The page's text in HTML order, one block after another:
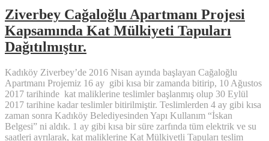
Ziverbey Cağaloğlu Apartmanı Projesi
Kapsamında Kat Mülkiyeti Tapuları
Dağıtılmıştır.
Kadıköy Ziverbey’de 2016 Nisan ayında başlayan Cağaloğlu
Apartmanı Projemiz 16 ay gibi kısa bir zamanda bitirip, 10 Ağustos
2017 tarihinde kat maliklerine teslimler başlanmış olup 30 Eylül
2017 tarihine kadar teslimler bitirilmiştir. Teslimlerden 4 ay gibi kısa
zaman sonra Kadıköy Belediyesinden Yapı Kullanım “İskan
Belgesi” ni aldık. 1 ay gibi kısa bir süre zarfında tüm elektrik ve su
saatleri ayrılarak, kat maliklerine Kat Mülkiyetli Tapuları teslim